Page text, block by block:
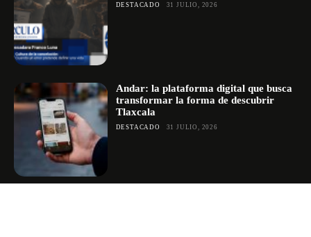
DESTACADO 31 JULIO, 2026
Andar: la plataforma digital que busca
transformar la forma de descubrir
Tlaxcala
DESTACADO 31 JULIO, 2026